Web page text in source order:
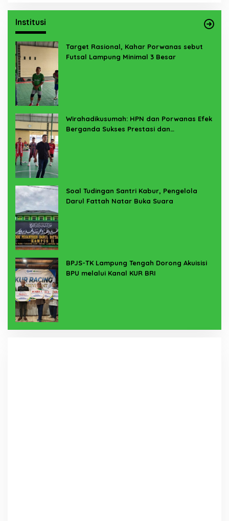
Institusi
Target Rasional, Kahar Porwanas sebut
Futsal Lampung Minimal 3 Besar
Wirahadikusumah: HPN dan Porwanas Efek
Berganda Sukses Prestasi dan
Soal Tudingan Santri Kabur, Pengelola
Darul Fattah Natar Buka Suara
BPJS-TK Lampung Tengah Dorong Akuisisi
BPU melalui Kanal KUR BRI